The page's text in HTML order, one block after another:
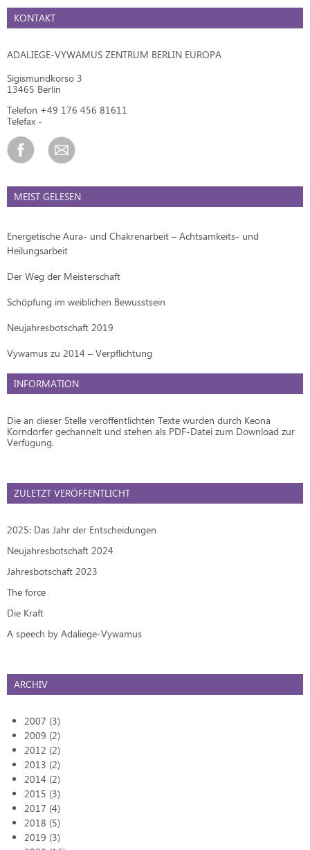
KONTAKT
ADALIEGE-VYWAMUS ZENTRUM BERLIN EUROPA
Sigismundkorso 3
13465 Berlin
Telefon +49 176 456 81611
Telefax -
MEIST GELESEN
Energetische Aura- und Chakrenarbeit – Achtsamkeits- und
Heilungsarbeit
Der Weg der Meisterschaft
Schöpfung im weiblichen Bewusstsein
Neujahresbotschaft 2019
Vywamus zu 2014 – Verpflichtung
INFORMATION
Die an dieser Stelle veröffentlichten Texte wurden durch Keona
Korndörfer gechannelt und stehen als PDF-Datei zum Download zur
Verfügung.
ZULETZT VERÖFFENTLICHT
2025: Das Jahr der Entscheidungen
Neujahresbotschaft 2024
Jahresbotschaft 2023
The force
Die Kraft
A speech by Adaliege-Vywamus
ARCHIV
2007 (3)
2009 (2)
2012 (2)
2013 (2)
2014 (2)
2015 (3)
2017 (4)
2018 (5)
2019 (3)